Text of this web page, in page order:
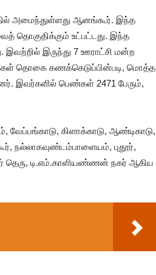
அமைந்துள்ளது ஆனங்கூர். இந்த
தொகுதிக்கும் உட்பட்டது. இந்த
இருந்து 7 ஊராட்சி மன்ற
தொகை கணக்கெடுப்பின்படி, மொத்த
இவர்களில் பெண்கள் 2471 பேரும்,
கிளாக்காடு, ஆண்டிகாடு,
நல்லாகவுண்டம்பாளையம், புதூர்,
தெரு, டி.எம்.காளியண்ணன் நகர் ஆகிய